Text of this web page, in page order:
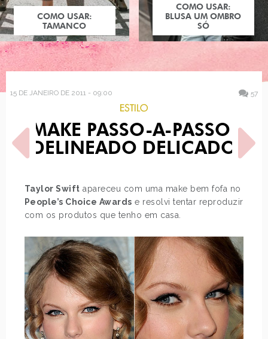
COMO USAR:
TAMANCO
COMO USAR:
BLUSA UM OMBRO
SÓ
15 DE JANEIRO DE 2011 - 09:00 57
ESTILO
MAKE PASSO-A-PASSO:
DELINEADO DELICADO
Taylor Swift apareceu com uma make bem fofa no
People’s Choice Awards e resolvi tentar reproduzir
com os produtos que tenho em casa.
POST ANTERIOR
ESTILO: MILA KUNIS
PRÓXIMO POST
O QUE ELES PENSAM